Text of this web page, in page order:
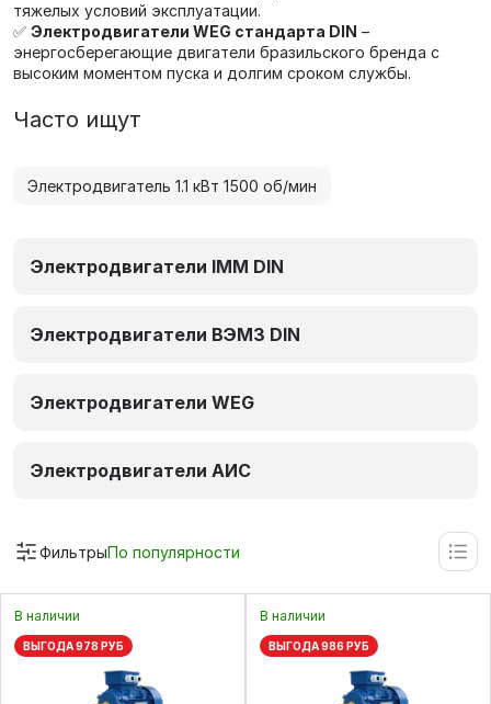
тяжелых условий эксплуатации.
✅ Электродвигатели WEG стандарта DIN –
энергосберегающие двигатели бразильского бренда с
высоким моментом пуска и долгим сроком службы.
Часто ищут
Электродвигатель 1.1 кВт 1500 об/мин
Электродвигатели IMM DIN
Электродвигатели ВЭМЗ DIN
Электродвигатели WEG
Электродвигатели АИС
ФильтрыПо популярности
В наличии
ВЫГОДА 978 РУБ
В наличии
ВЫГОДА 986 РУБ